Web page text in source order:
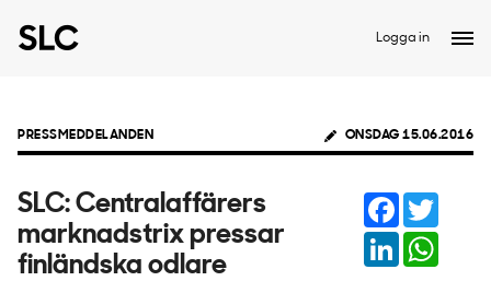
Logga in
PRESSMEDDELANDEN ONSDAG 15.06.2016
SLC: Centralaffärers
marknadstrix pressar
finländska odlare
Facebook
LinkedIn